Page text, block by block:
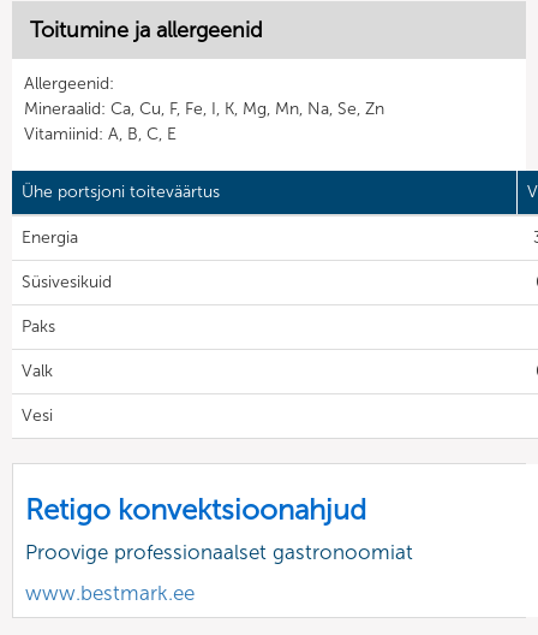
Toitumine ja allergeenid
Allergeenid:
Mineraalid: Ca, Cu, F, Fe, I, K, Mg, Mn, Na, Se, Zn
Vitamiinid: A, B, C, E
Ühe portsjoni toiteväärtus
Energia
Süsivesikuid
Paks
Valk
Vesi
Retigo konvektsioonahjud
Proovige professionaalset gastronoomiat
www.bestmark.ee